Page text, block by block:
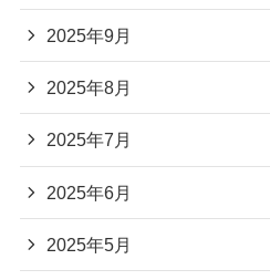
2025年9月
2025年8月
2025年7月
2025年6月
2025年5月